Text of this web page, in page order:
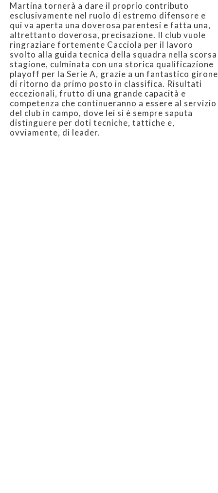
Martina tornerà a dare il proprio contributo
esclusivamente nel ruolo di estremo difensore e
qui va aperta una doverosa parentesi e fatta una,
altrettanto doverosa, precisazione. Il club vuole
ringraziare fortemente Cacciola per il lavoro
svolto alla guida tecnica della squadra nella scorsa
stagione, culminata con una storica qualificazione
playoff per la Serie A, grazie a un fantastico girone
di ritorno da primo posto in classifica. Risultati
eccezionali, frutto di una grande capacità e
competenza che continueranno a essere al servizio
del club in campo, dove lei si è sempre saputa
distinguere per doti tecniche, tattiche e,
ovviamente, di leader.